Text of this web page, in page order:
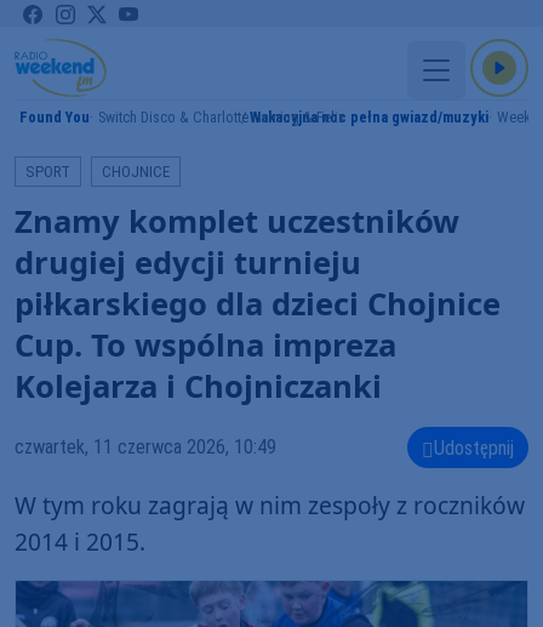
I Found You Switch Disco & Charlotte Haining & FelixWakacyjna noc pełna gwiazd/muzyki
SPORT CHOJNICE
Znamy komplet uczestników
drugiej edycji turnieju
piłkarskiego dla dzieci Chojnice
Cup. To wspólna impreza
Kolejarza i Chojniczanki
czwartek, 11 czerwca 2026, 10:49 Udostępnij
W tym roku zagrają w nim zespoły z roczników
2014 i 2015.